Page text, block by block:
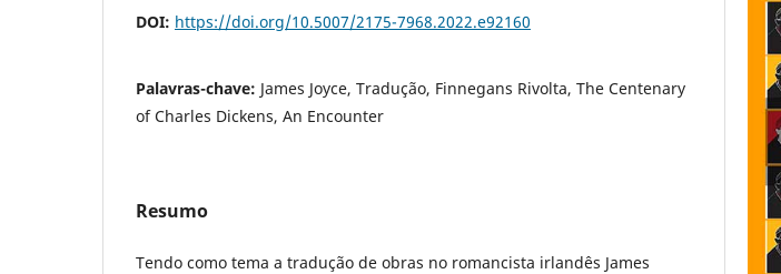
DOI: https://doi.org/10.5007/2175-7968.2022.e92160
Palavras-chave: James Joyce, Tradução, Finnegans Rivolta, The Centenary
of Charles Dickens, An Encounter
Resumo
Tendo como tema a tradução de obras no romancista irlandês James